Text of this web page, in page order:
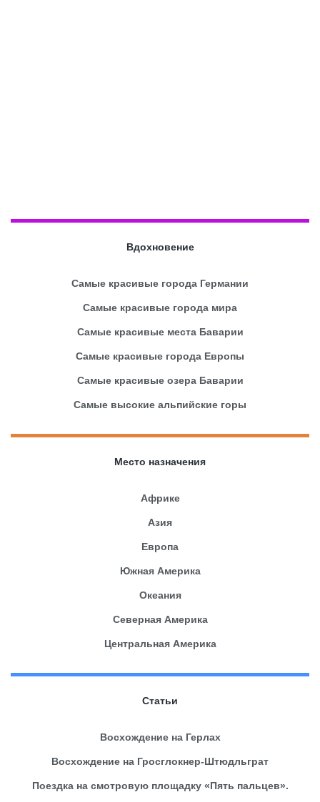
Вдохновение
Самые красивые города Германии
Самые красивые города мира
Самые красивые места Баварии
Самые красивые города Европы
Самые красивые озера Баварии
Самые высокие альпийские горы
Место назначения
Африке
Азия
Европа
Южная Америка
Океания
Северная Америка
Центральная Америка
Статьи
Восхождение на Герлах
Восхождение на Гросглокнер-Штюдльграт
Поездка на смотровую площадку «Пять пальцев».